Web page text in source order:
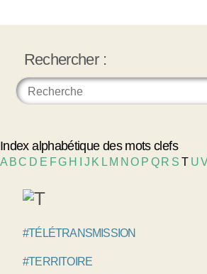
Rechercher :
Index alphabétique des mots clefs
A BC D E FG H J K L M NO P Q R S T U
#TÉLÉTRANSMISSION
#TERRITOIRE